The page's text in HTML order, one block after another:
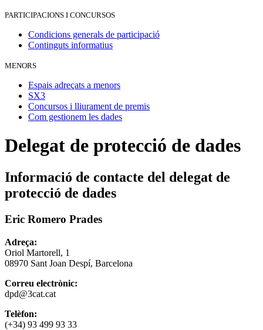
PARTICIPACIONS I CONCURSOS
Condicions generals de participació
Continguts informatius
MENORS
Espais adreçats a menors
SX3
Concursos i lliurament de premis
Com gestionem les dades
Delegat de protecció de dades
Informació de contacte del delegat de
protecció de dades
Eric Romero Prades
Adreça:
Oriol Martorell, 1
08970 Sant Joan Despí, Barcelona
Correu electrònic:
dpd@3cat.cat
Telèfon:
(+34) 93 499 93 33